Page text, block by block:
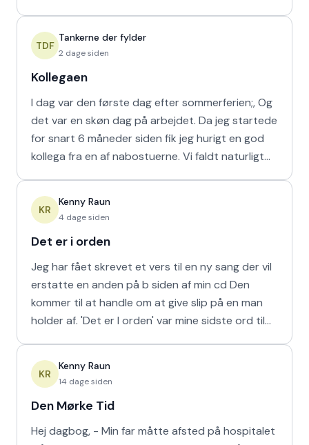
TDF
Tankerne der fylder
2 dage siden
Kollegaen
I dag var den første dag efter sommerferien;, Og
det var en skøn dag på arbejdet. Da jeg startede
for snart 6 måneder siden fik jeg hurigt en god
kollega fra en af nabostuerne. Vi faldt naturligt
KR
Kenny Raun
4 dage siden
Det er i orden
Jeg har fået skrevet et vers til en ny sang der vil
erstatte en anden på b siden af min cd Den
kommer til at handle om at give slip på en man
holder af. 'Det er I orden' var mine sidste ord til
KR
Kenny Raun
14 dage siden
Den Mørke Tid
Hej dagbog, - Min far måtte afsted på hospitalet